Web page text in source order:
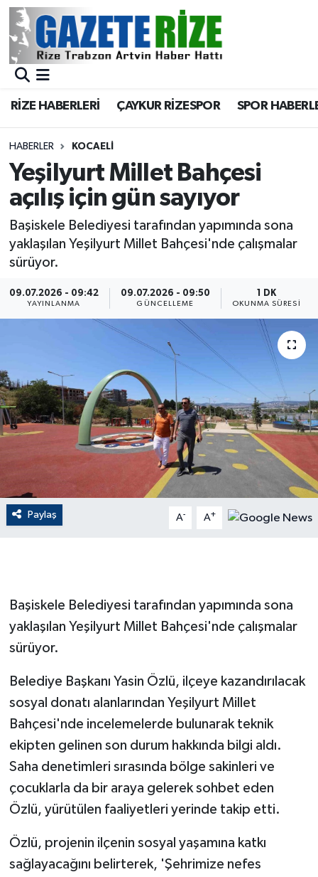
RİZE HABERLERİ ÇAYKUR RİZESPOR SPOR
HABERLER KOCAELI
Yeşilyurt Millet Bahçesi
açılış için gün sayıyor
Başiskele Belediyesi tarafından yapımında sona
yaklaşılan Yeşilyurt Millet Bahçesi'nde çalışmalar
sürüyor.
09.07.2026 - 09:42
YAYINLANMA
09.07.2026 - 09:50
GÜNCELLEME
1 DK
OKUNMA SÜRESI
Paylaş A- A+
Başiskele Belediyesi tarafından yapımında sona
yaklaşılan Yeşilyurt Millet Bahçesi'nde çalışmalar
sürüyor.
Belediye Başkanı Yasin Özlü, ilçeye kazandırılacak
sosyal donatı alanlarından Yeşilyurt Millet
Bahçesi'nde incelemelerde bulunarak teknik
ekipten gelinen son durum hakkında bilgi aldı.
Saha denetimleri sırasında bölge sakinleri ve
çocuklarla da bir araya gelerek sohbet eden
Özlü, yürütülen faaliyetleri yerinde takip etti.
Özlü, projenin ilçenin sosyal yaşamına katkı
sağlayacağını belirterek, 'Şehrimize nefes
BÖLGEMİZ
Asayiş
Rize Jandarma Komutanlığı
Bilim Teknoloji
Advertising news
Canlı Maç
Dış Haberler
Dünya
EĞİTİM
EKONOMİ
English News
Flaş Haber
Gayrimenkul
GÜNDEM
Güvenlik
İNSAN
İş Dünyası
Merkez Nöbetçi Eczaneler
Merkez Trafik Yoğunluk Haritası
Süper Lig Puan Durumu ve Fikstür
Tüm Manşetler
Son Dakika Haberleri
Haber Arşivi